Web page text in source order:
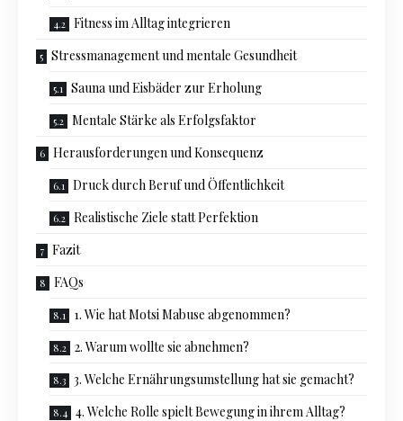
Fitness im Alltag integrieren
Stressmanagement und mentale Gesundheit
Sauna und Eisbäder zur Erholung
Mentale Stärke als Erfolgsfaktor
Herausforderungen und Konsequenz
Druck durch Beruf und Öffentlichkeit
Realistische Ziele statt Perfektion
Fazit
FAQs
1. Wie hat Motsi Mabuse abgenommen?
2. Warum wollte sie abnehmen?
3. Welche Ernährungsumstellung hat sie gemacht?
4. Welche Rolle spielt Bewegung in ihrem Alltag?